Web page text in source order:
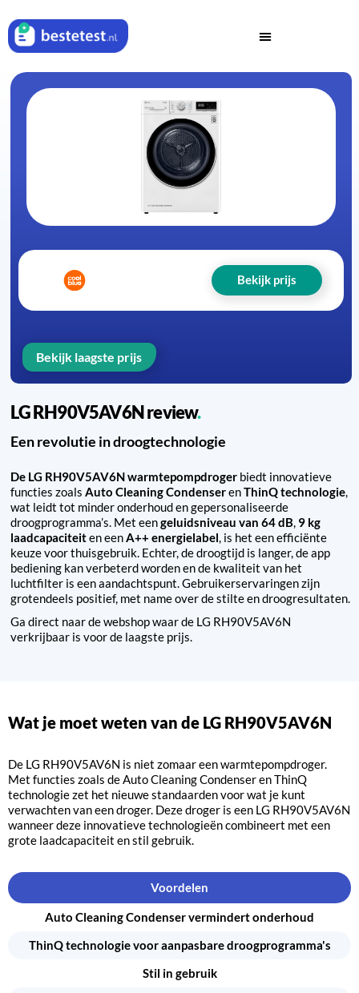
LG RH90V5AV6N review
Een revolutie in droogtechnologie
De LG RH90V5AV6N warmtepompdroger biedt innovatieve
functies zoalsAuto Cleaning CondenserenThinQ technologie,
wat leidt tot minder onderhoud en gepersonaliseerde
droogprogramma’s. Met eengeluidsniveau van 64 dB, 9 kg
laadcapaciteiten eenA++ energielabel, is het een efficiënte
keuze voor thuisgebruik. Echter, de droogtijd is langer, de app
bediening kan verbeterd worden en de kwaliteit van het
luchtfilter is een aandachtspunt. Gebruikerservaringen zijn
grotendeels positief, met name over de stilte en droogresultaten.
Ga direct naar de webshop waar de LG RH90V5AV6N
verkrijbaar is voor de laagste prijs.
Bekijk prijs
Bekijk laagste prijs
Wat je moet weten van de LG RH90V5AV6N
De LG RH90V5AV6N is niet zomaar een warmtepompdroger.
Met functies zoals de Auto Cleaning Condenser en ThinQ
technologie zet het nieuwe standaarden voor wat je kunt
verwachten van een droger. Deze droger is een LG RH90V5AV6N
wanneer deze innovatieve technologieën combineert met een
grote laadcapaciteit en stil gebruik.
Voordelen
Auto Cleaning Condenser vermindert onderhoud
ThinQ technologie voor aanpasbare droogprogramma's
Stil in gebruik